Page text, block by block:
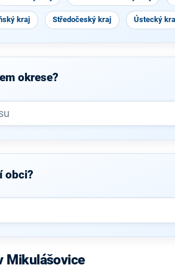
kraj Středočeský kraj Ústecký
okrese?
obci?
Mikulášovice